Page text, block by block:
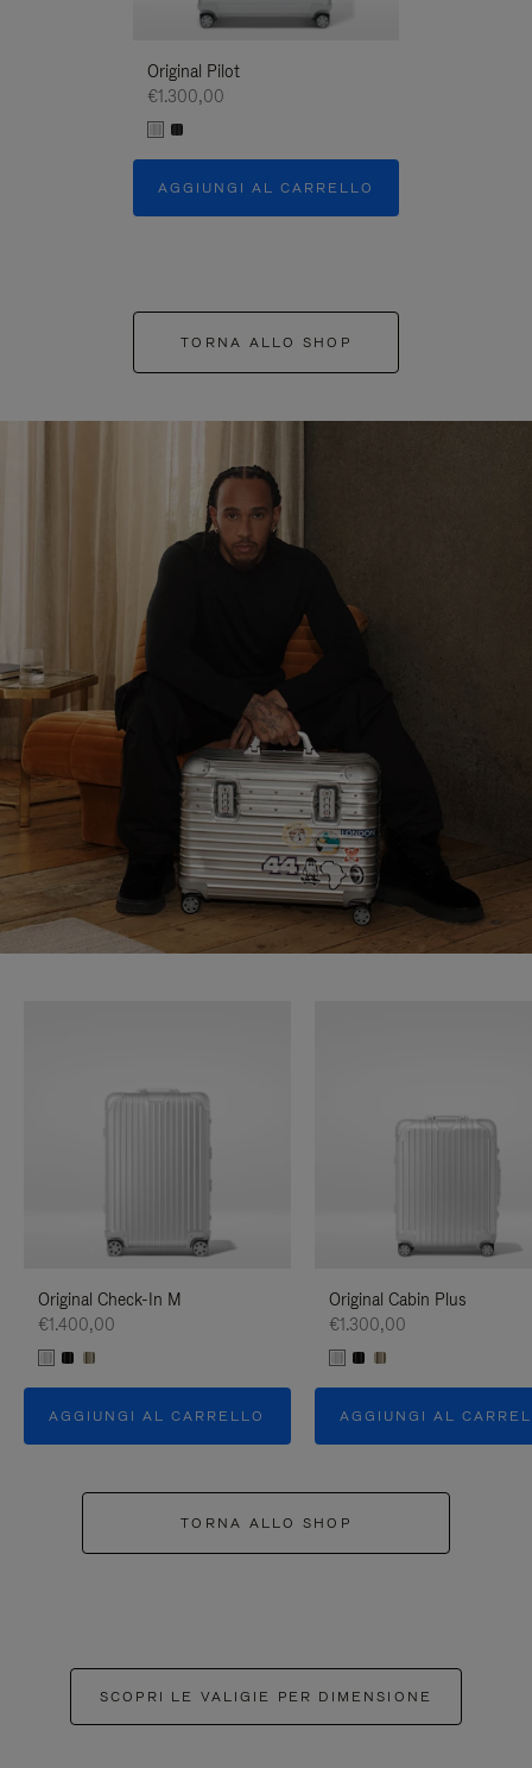
Original Pilot
€1.300,00
AGGIUNGI AL CARRELLO
TORNA ALLO SHOP
Original Check-In M
€1.400,00
AGGIUNGI AL CARRELLO
Original Cabin Plus
€1.300,00
AGGIUNGI AL
TORNA ALLO SHOP
SCOPRI LE VALIGIE PER DIMENSIONE